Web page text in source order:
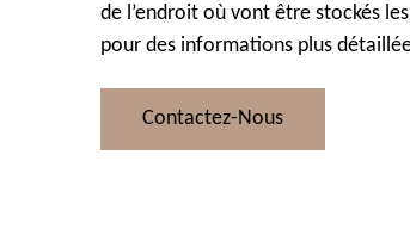
de l’endroit où vont être stockés
pour des informations plus
Contactez-Nous